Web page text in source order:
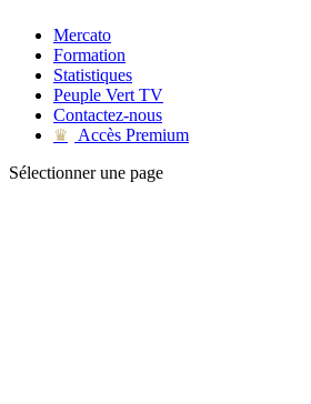
Mercato
Formation
Statistiques
Peuple Vert TV
Contactez-nous
♛
Accès Premium
Sélectionner une page